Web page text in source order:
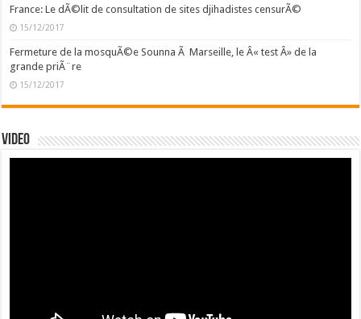
France: Le dÃ©lit de consultation de sites djihadistes censurÃ©
15/12/2017
Fermeture de la mosquÃ©e Sounna Ã Marseille, le Â« test Â» de la
grande priÃ¨re
15/12/2017
Video